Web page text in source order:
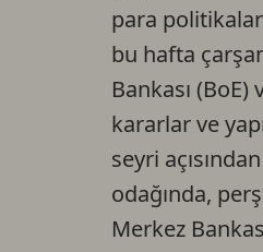
para
bu hafta
Bankası (BoE)
kararlar ve
seyri
odağında,
Merkez